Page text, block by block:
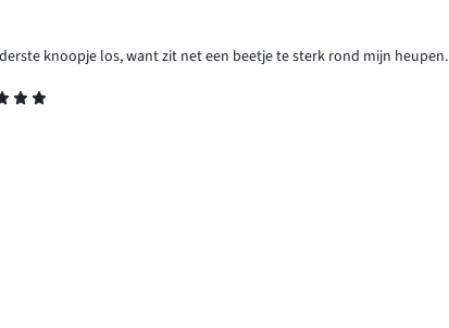
knoopje los, want zit net een beetje te sterk rond mijn heupen.